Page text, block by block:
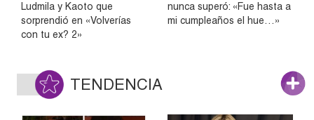
Ludmila y Kaoto que
sorprendió en «Volverías
con tu ex? 2»
nunca superó: «Fue hasta a
mi cumpleaños el hue…»
TENDENCIA